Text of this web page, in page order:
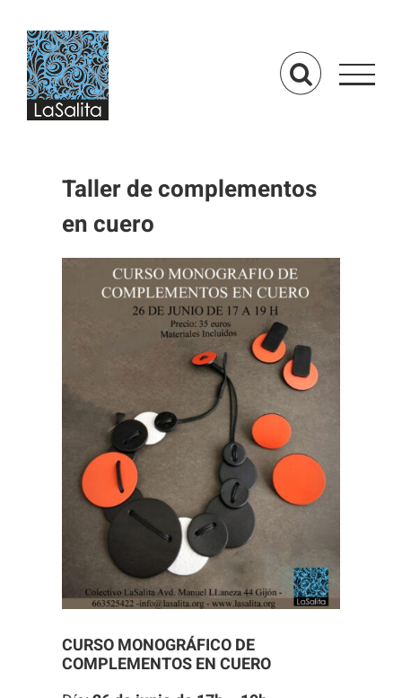
contenido
Taller de complementos
en cuero
imagen
CURSO MONOGRÁFICO DE
COMPLEMENTOS EN CUERO
Necesarias
Estas
cookies no
son
opcionales.
necesarias
para que